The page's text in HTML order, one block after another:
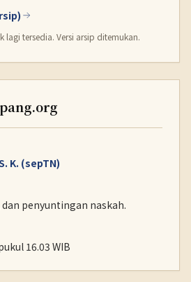
lagi tersedia. Versi arsip ditemukan.
K. (sepTN)
penyuntingan naskah.
16.03 WIB